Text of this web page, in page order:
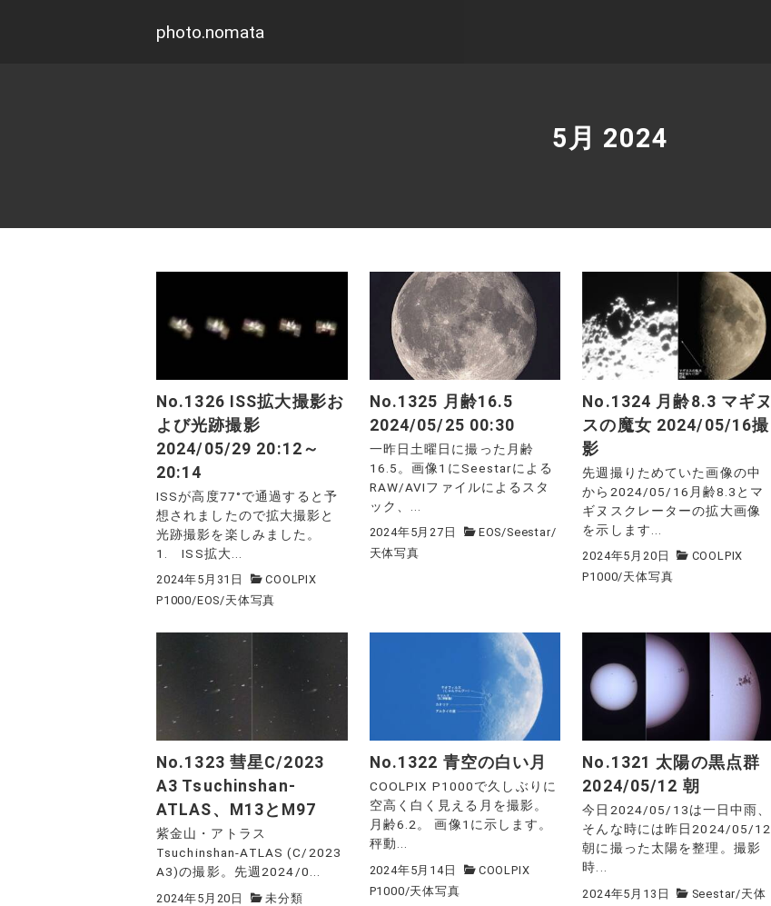
photo.nomata
5月 2024
No.1326 ISS拡大撮影お
よび光跡撮影
2024/05/29 20:12～
20:14
ISSが高度77°で通過すると予
想されましたので拡大撮影と
光跡撮影を楽しみました。
1. ISS拡大...
2024年5月31日
COOLPIX
P1000/EOS/天体写真
No.1325 月齢16.5
2024/05/25 00:30
一昨日土曜日に撮った月齢
16.5。画像1にSeestarによる
RAW/AVIファイルによるスタ
ック、...
2024年5月27日 EOS/Seestar/
天体写真
No.1324 月齢8.3 マギヌ
スの魔女 2024/05/16撮
影
先週撮りためていた画像の中
から2024/05/16月齢8.3とマ
ギヌスクレーターの拡大画像
を示します...
2024年5月20日
COOLPIX
P1000/天体写真
No.1323 彗星C/2023
A3 Tsuchinshan-
ATLAS、M13とM97
紫金山・アトラス
Tsuchinshan-ATLAS (C/2023
A3)の撮影。先週2024/0...
2024年5月20日 未分類
No.1322 青空の白い月
COOLPIX P1000で久しぶりに
空高く白く見える月を撮影。
月齢6.2。 画像1に示します。
秤動...
2024年5月14日
COOLPIX
P1000/天体写真
No.1321 太陽の黒点群
2024/05/12 朝
今日2024/05/13は一日中雨、
そんな時には昨日2024/05/12
朝に撮った太陽を整理。撮影
時...
2024年5月13日 Seestar/天体